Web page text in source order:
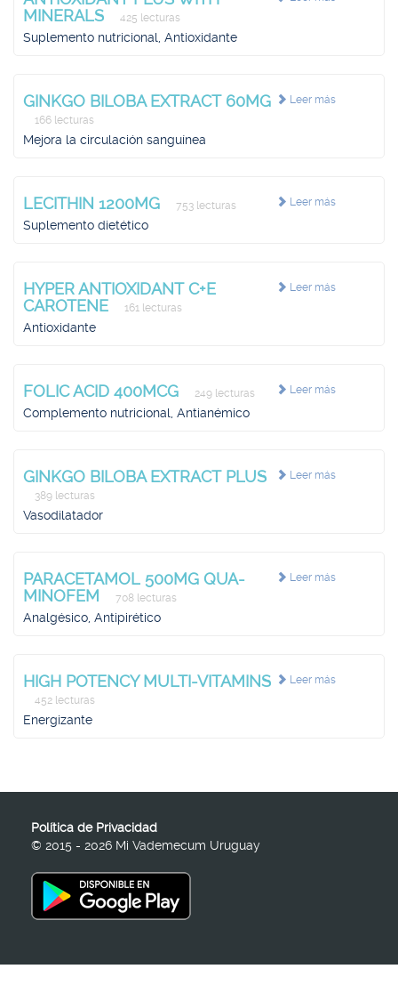
MINERALS
425 lecturas
Suplemento nutricional, Antioxidante
Leer más
GINKGO BILOBA EXTRACT 60MG
166 lecturas
Mejora la circulación sanguínea
Leer más
LECITHIN 1200MG 753 lecturas
Suplemento dietético
Leer más
HYPER ANTIOXIDANT C+E
CAROTENE
161 lecturas
Antioxidante
Leer más
FOLIC ACID 400MCG 249 lecturas
Complemento nutricional, Antianémico
Leer más
GINKGO BILOBA EXTRACT PLUS
389 lecturas
Vasodilatador
Leer más
PARACETAMOL 500MG QUA-
MINOFEM
708 lecturas
Analgésico, Antipirético
Leer más
HIGH POTENCY MULTI-VITAMINS
452 lecturas
Energizante
Política de Privacidad
© 2015 - 2026 Mi Vademecum Uruguay